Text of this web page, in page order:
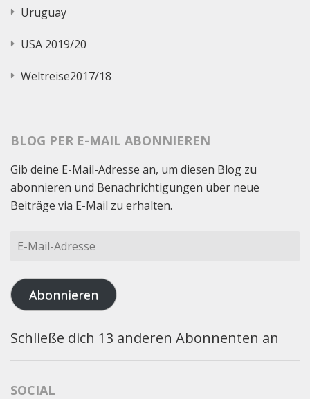
Uruguay
USA 2019/20
Weltreise2017/18
BLOG PER E-MAIL ABONNIEREN
Gib deine E-Mail-Adresse an, um diesen Blog zu
abonnieren und Benachrichtigungen über neue
Beiträge via E-Mail zu erhalten.
E-
Adresse
Abonnieren
Schließe dich 13 anderen Abonnenten an
SOCIAL